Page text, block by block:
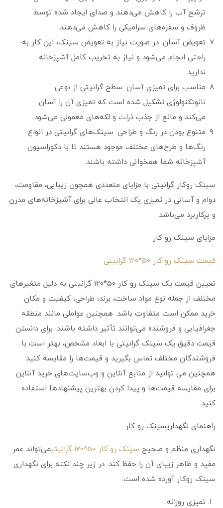
ترشح آب را کاهش می‌دهند و صدای ایجاد شده توسط
ظروف و سفره‌های سرامیکی را کاهش می‌دهند.
تعویض آسان: در صورت نیاز به تعویض سینک، این کار به
راحتی انجام می‌شود و نیاز به تخریب کامل آشپزخانه
ندارید.
مناسب برای تمیزی آسان: سطح گرانیتی از نوعی
نانوتکنولوژی تشکیل شده است که تمیزی آن را آسان
می‌کند و مانع از جذب ذرات و لکه‌های معمولی می‌شود.
متنوع بودن در رنگ و طراحی: سینک‌های گرانیتی در انواع
رنگ‌ها و طرح‌های مختلف موجود هستند تا با دکوراسیون
آشپزخانه شما همخوانی داشته باشند.
سینک روکار گرانیتی با مزایای متعددی همچون زیبایی، مقاومت،
دوام و آسانی در تمیزی یک انتخاب عالی برای آشپزخانه‌های مدرن
و پرکاربرد می‌باشد.
مزایای سینک رو کار
قیمت سینک رو کار 50*120 گرانیتی
تعیین قیمت یک سینک رو کار 50*120 گرانیتی به دلیل متغیرهای
مختلف از جمله نوع مواد ساخت، برند، طراحی، کیفیت و مکان
خرید ممکن است متفاوت باشد. همچنین عواملی مانند منطقه
جغرافیایی و فروشنده می‌توانند تأثیر داشته باشند. برای دانستن
قیمت دقیق یک سینک گرانیتی با ابعاد مشخص، بهتر است با
فروشندگان مختلف تماس بگیرید و قیمت‌ها را مقایسه کنید.
همچنین می توانید از منابع آنلاین و وب‌سایت‌های خرید آنلاین
برای مقایسه قیمت‌ها و پیدا کردن بهترین پیشنهادها استفاده
کنید.
راهنمای نگهداریسینک رو کار
نگهداری منظم و صحیح سینک رو کار 50*120 گرانیتی
می‌تواند عمر
مفید و ظاهر زیبای آن را حفظ کند. در زیر چند نکته برای نگهداری
سینک روکار آورده شده است:
تمیزی روزانه: